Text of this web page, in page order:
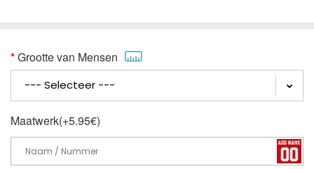
Grootte van Mensen
Maatwerk(+5.95€)